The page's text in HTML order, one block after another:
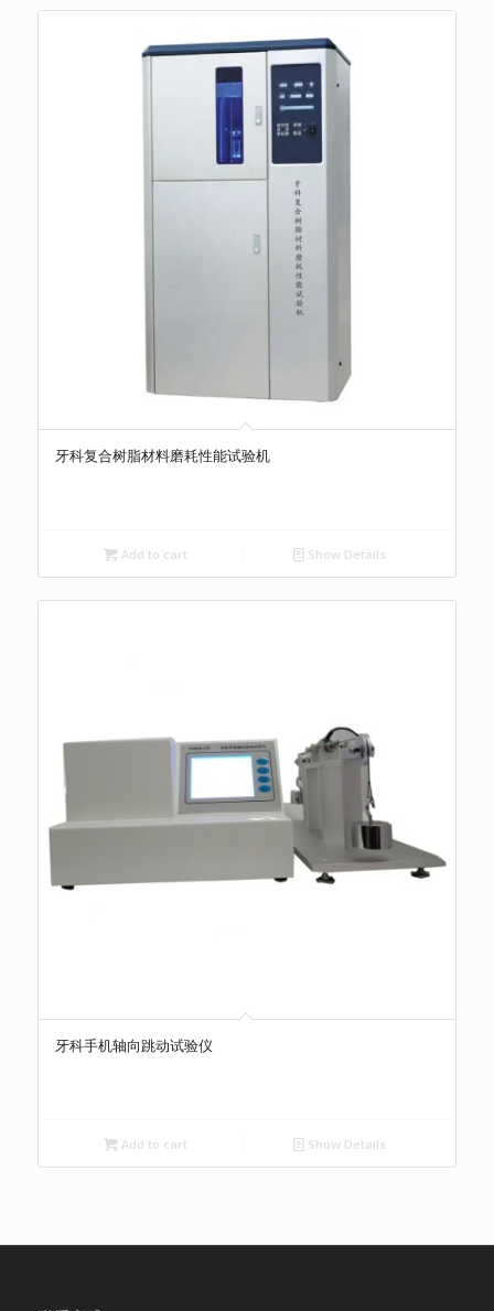
牙科复合树脂材料磨耗性能试验机
Add to cart Show Details
牙科手机轴向跳动试验仪
Add to cart Show Details